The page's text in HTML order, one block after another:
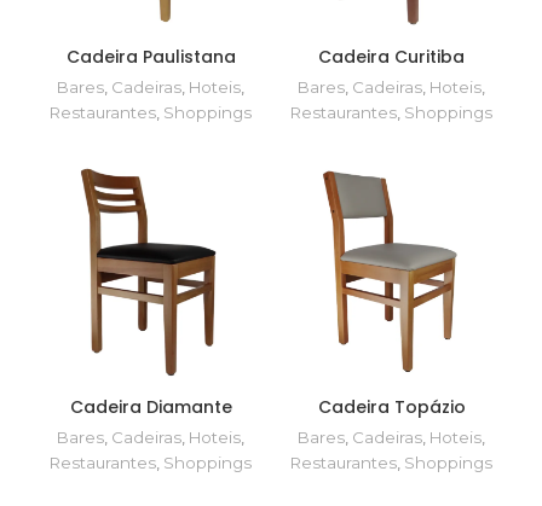
Cadeira Paulistana
Bares, Cadeiras, Hoteis,
Restaurantes, Shoppings
Cadeira Curitiba
Bares, Cadeiras, Hoteis,
Restaurantes, Shoppings
Cadeira Diamante
Bares, Cadeiras, Hoteis,
Restaurantes, Shoppings
Cadeira Topázio
Bares, Cadeiras, Hoteis,
Restaurantes, Shoppings